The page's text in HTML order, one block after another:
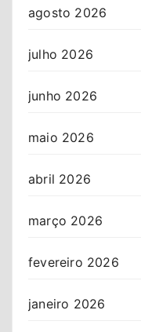
agosto 2026
julho 2026
junho 2026
maio 2026
abril 2026
março 2026
fevereiro 2026
janeiro 2026